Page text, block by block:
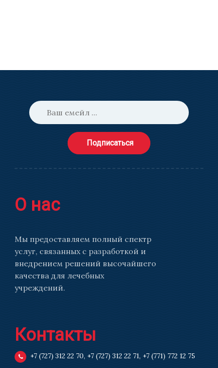
Подписаться
О нас
Мы предоставляем полный спектр
услуг, связанных с разработкой и
внедрением решений высочайшего
качества для лечебных
учреждений.
Контакты
+7 (727) 312 22 70, +7 (727) 312 22 71, +7 (771) 772 12 75